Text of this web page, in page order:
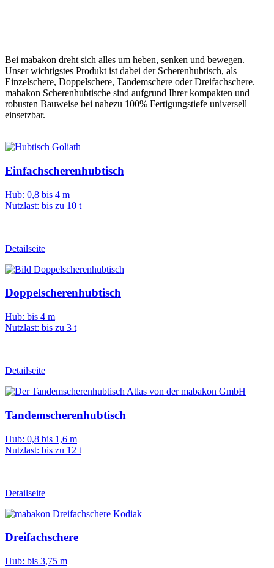
Bei mabakon dreht sich alles um heben, senken und bewegen.
Unser wichtigstes Produkt ist dabei der Scherenhubtisch, als
Einzelschere, Doppelschere, Tandemschere oder Dreifachschere.
mabakon Scherenhubtische sind aufgrund Ihrer kompakten und
robusten Bauweise bei nahezu 100% Fertigungstiefe universell
einsetzbar.
Einfachscherenhubtisch
Hub: 0,8 bis 4 m
Nutzlast: bis zu 10 t
Detailseite
Doppelscherenhubtisch
Hub: bis 4 m
Nutzlast: bis zu 3 t
Detailseite
Tandemscherenhubtisch
Hub: 0,8 bis 1,6 m
Nutzlast: bis zu 12 t
Detailseite
Dreifachschere
Hub: bis 3,75 m